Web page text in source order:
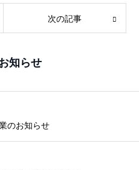
次の記事
知らせ
のお知らせ